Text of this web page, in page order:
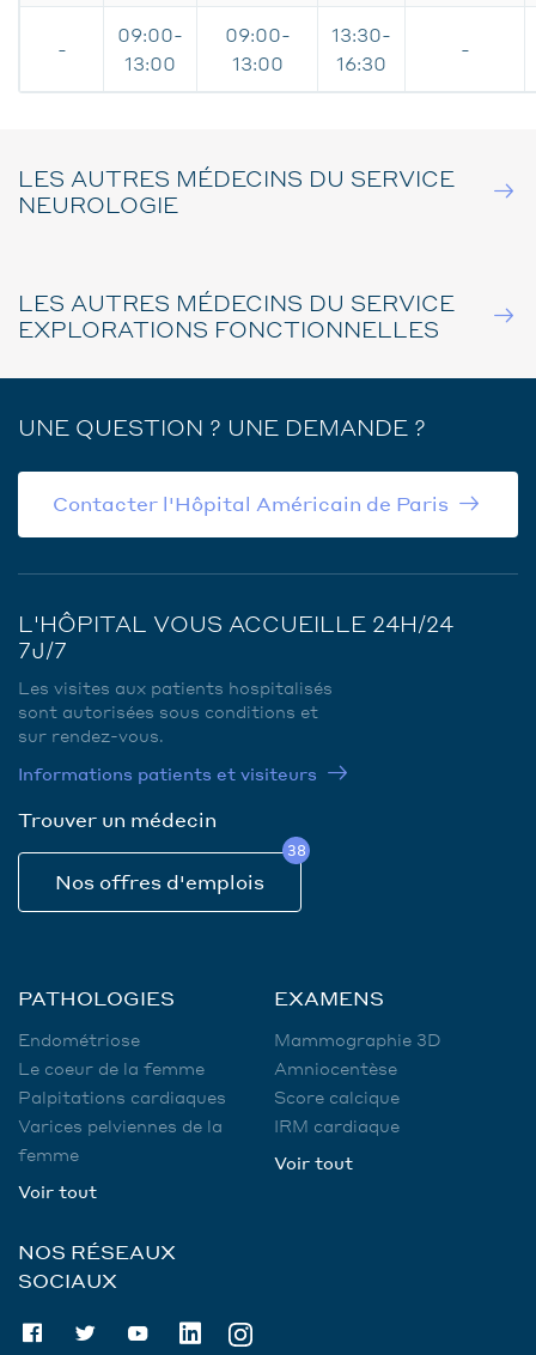
-
09:00-
13:00
09:00-
13:00
13:30-
16:30
-
LES AUTRES MÉDECINS DU SERVICE
NEUROLOGIE
LES AUTRES MÉDECINS DU SERVICE
EXPLORATIONS FONCTIONNELLES
UNE QUESTION ? UNE DEMANDE ?
Contacter l'Hôpital Américain de Paris
L'HÔPITAL VOUS ACCUEILLE 24H/24
7J/7
Les visites aux patients hospitalisés
sont autorisées sous conditions et
sur rendez-vous.
Informations patients et visiteurs
Trouver un médecin
Nos offres d'emplois
38
PATHOLOGIES
Endométriose
Le coeur de la femme
Palpitations cardiaques
Varices pelviennes de la
femme
Voir tout
EXAMENS
Mammographie 3D
Amniocentèse
Score calcique
IRM cardiaque
Voir tout
NOS RÉSEAUX
SOCIAUX